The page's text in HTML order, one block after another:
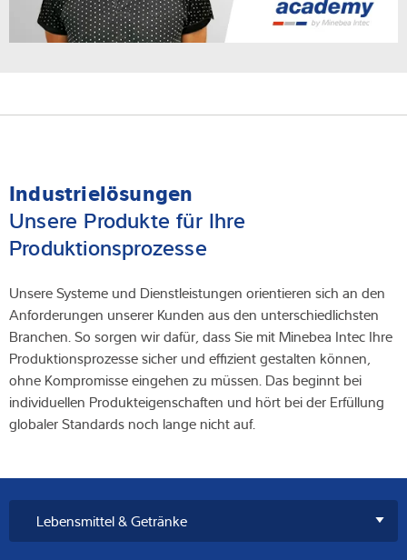
Industrielösungen
Unsere Produkte für Ihre
Produktionsprozesse
Unsere Systeme und Dienstleistungen orientieren sich an den
Anforderungen unserer Kunden aus den unterschiedlichsten
Branchen. So sorgen wir dafür, dass Sie mit Minebea Intec Ihre
Produktionsprozesse sicher und effizient gestalten können,
ohne Kompromisse eingehen zu müssen. Das beginnt bei
individuellen Produkteigenschaften und hört bei der Erfüllung
globaler Standards noch lange nicht auf.